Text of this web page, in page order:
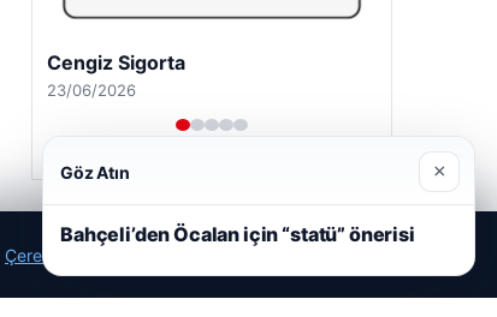
Cengiz Sigorta
23/06/2026
Çerez Politikamız
Göz Atın ×
Bahçeli’den Öcalan için “statü” önerisi